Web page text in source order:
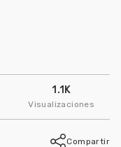
1.1K
Visualizaciones
Compartir